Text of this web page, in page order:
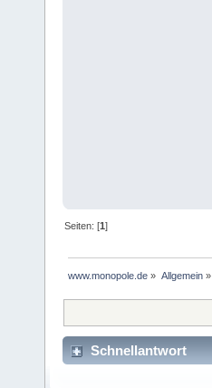
Seiten: [1]
www.monopole.de » Allgemein»
Schnellantwort